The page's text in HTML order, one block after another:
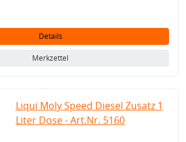
Details
Merkzettel
Liqui Moly Speed Diesel Zusatz 1
Liter Dose - Art.Nr. 5160